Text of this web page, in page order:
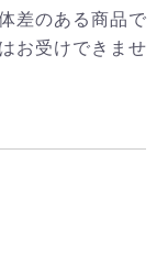
差のある商品で
お受けできませ